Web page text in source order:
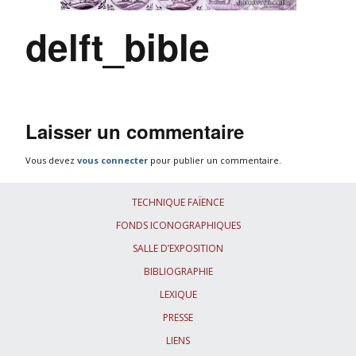
delft_bible
Laisser un commentaire
Vous devez vous connecter pour publier un commentaire.
TECHNIQUE FAÏENCE
FONDS ICONOGRAPHIQUES
SALLE D’EXPOSITION
BIBLIOGRAPHIE
LEXIQUE
PRESSE
LIENS